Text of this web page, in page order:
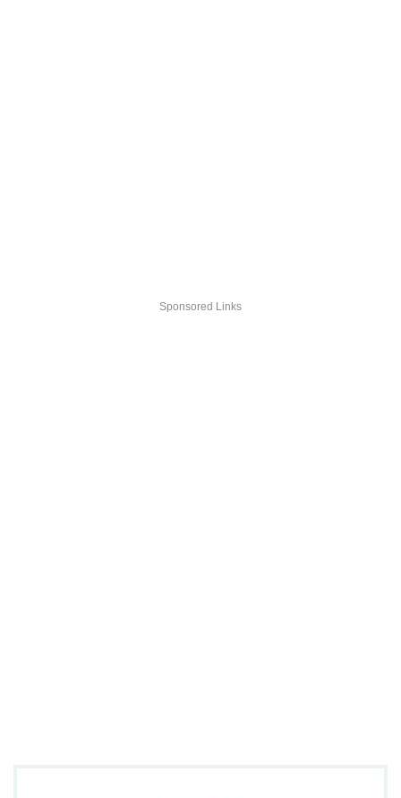
Sponsored Links